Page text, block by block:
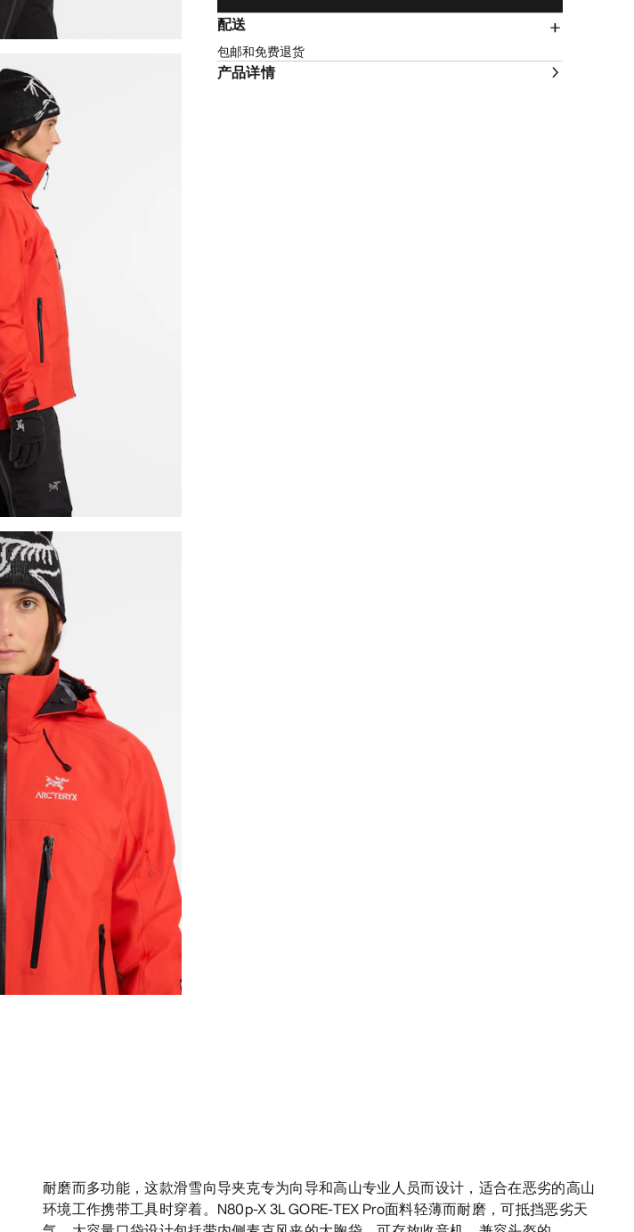
配送
包邮和免费退货
产品详情
耐磨而多功能，这款滑雪向导夹克专为向导和高山专业人员而设计，适合在恶劣的高山
环境工作携带工具时穿着。N80p-X 3L GORE-TEX Pro面料轻薄而耐磨，可抵挡恶劣天